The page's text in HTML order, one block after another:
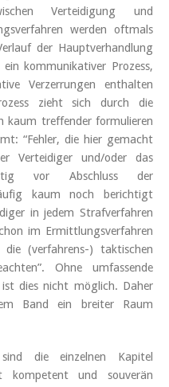
Verteidigung und
werden oftmals
der Hauptverhandlung
kommunikativer Prozess,
Verzerrungen enthalten
zieht sich durch die
kaum treffender formulieren
“Fehler, die hier gemacht
Verteidiger und/oder das
vor Abschluss der
kaum noch berichtigt
in jedem Strafverfahren
im Ermittlungsverfahren
(verfahrens-) taktischen
Ohne umfassende
dies nicht möglich. Daher
Band ein breiter Raum
die einzelnen Kapitel
kompetent und souverän